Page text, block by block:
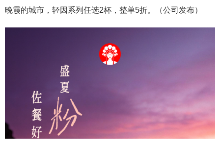
晚霞的城市，轻因系列任选2杯，整单5折。（公司发布）